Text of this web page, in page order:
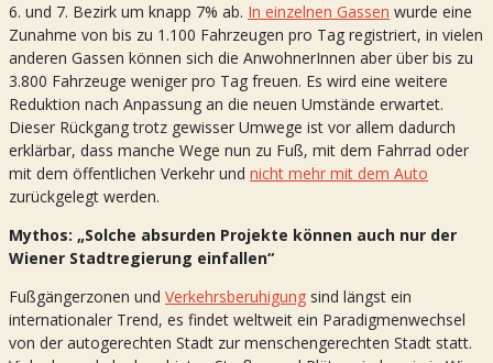
6. und 7. Bezirk um knapp 7% ab. In einzelnen Gassen wurde eine
Zunahme von bis zu 1.100 Fahrzeugen pro Tag registriert, in vielen
anderen Gassen können sich die AnwohnerInnen aber über bis zu
3.800 Fahrzeuge weniger pro Tag freuen. Es wird eine weitere
Reduktion nach Anpassung an die neuen Umstände erwartet.
Dieser Rückgang trotz gewisser Umwege ist vor allem dadurch
erklärbar, dass manche Wege nun zu Fuß, mit dem Fahrrad oder
mit dem öffentlichen Verkehr und nicht mehr mit dem Auto
zurückgelegt werden.
Mythos: „Solche absurden Projekte können auch nur der
Wiener Stadtregierung einfallen“
Fußgängerzonen und Verkehrsberuhigung sind längst ein
internationaler Trend, es findet weltweit ein Paradigmenwechsel
von der autogerechten Stadt zur menschengerechten Stadt statt.